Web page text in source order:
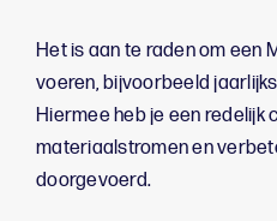
Het is aan te raden om een
voeren, bijvoorbeeld
Hiermee heb je een redelijk
materiaalstromen en
doorgevoerd.